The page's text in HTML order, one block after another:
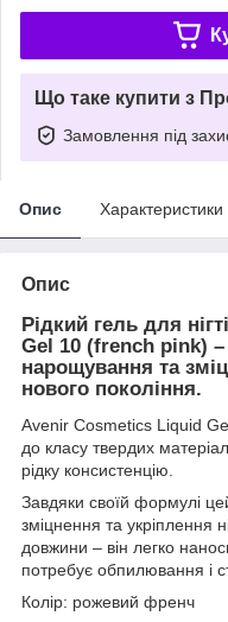
Що таке купити з
Замовлення під
Опис Характеристики
Опис
Рідкий гель для
Gel 10 (french pink)
нарощування та
нового покоління.
Avenir Cosmetics Liquid
до класу твердих
рідку консистенцію.
Завдяки своїй формулі
зміцнення та укріплення
довжини – він легко
потребує обпилювання і
Колір: рожевий френч